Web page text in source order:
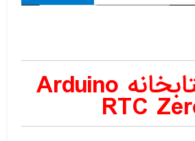
نصب کتابخانه Arduino
RTC